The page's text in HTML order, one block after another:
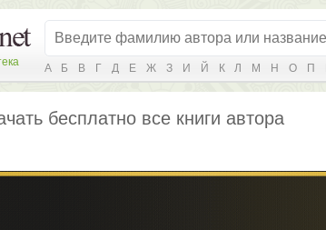
А Б В Г Д Е Ж З И Й К Л М Н О П
бесплатно все книги автора